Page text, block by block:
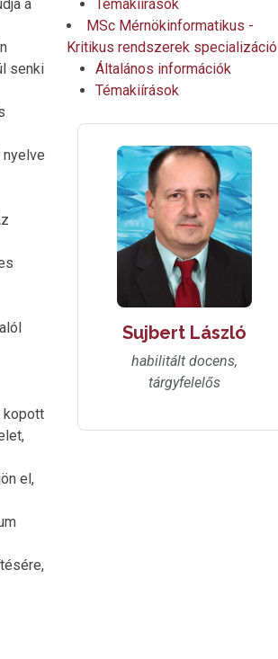
a
senki
kopott
el,
Témakiírások
MSc Mérnökinformatikus -
Kritikus rendszerek specializáció
Általános információk
Témakiírások
Sujbert László
habilitált docens,
tárgyfelelős